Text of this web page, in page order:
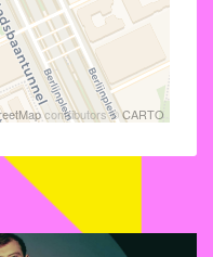
contributors ©CARTO